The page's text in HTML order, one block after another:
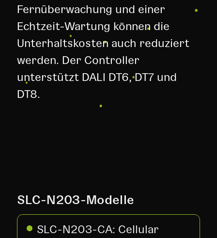
Fernüberwachung und einer
Echtzeit-Wartung können die
Unterhaltskosten auch reduziert
werden. Der Controller
unterstützt DALI DT6, DT7 und
DT8.
SLC-N203-Modelle
SLC-N203-CA: Cellular